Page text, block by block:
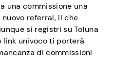
una commissione una
referral, il che
si registri su Toluna
link univoco ti porterà
di commissioni